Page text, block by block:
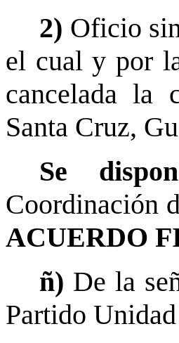
2) Oficio
el cual y por
cancelada la
Santa Cruz,
Se
Coordinación
ACUERDO
ñ) De la
Partido